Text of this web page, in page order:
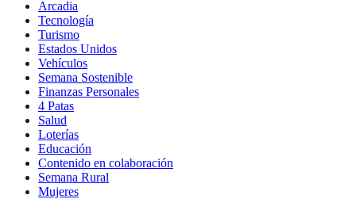
Arcadia
Tecnología
Turismo
Estados Unidos
Vehículos
Semana Sostenible
Finanzas Personales
4 Patas
Salud
Loterías
Educación
Contenido en colaboración
Semana Rural
Mujeres